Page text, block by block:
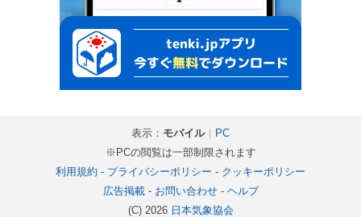
表示： モバイル｜
PC
※PCの閲覧は一部制限されます
利用規約 - プライバシーポリシー - クッキーポリシー
広告掲載- お問い合わせ- ヘルプ
(C) 2026 日本気象協会